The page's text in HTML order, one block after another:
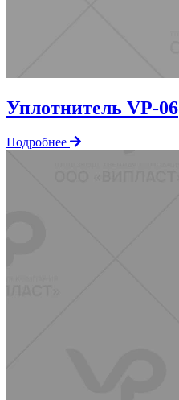
Уплотнитель VP-06
Подробнее